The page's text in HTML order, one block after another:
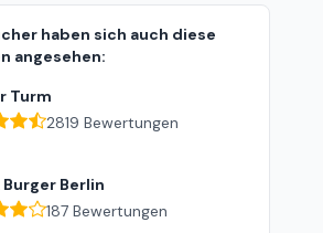
haben sich auch diese
angesehen:
Turm
2819 Bewertungen
Berlin
187 Bewertungen